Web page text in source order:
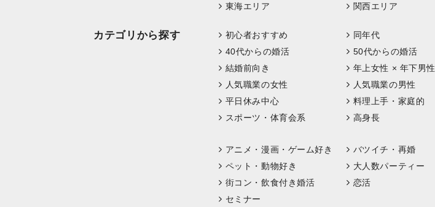
東海エリア
関西エリア
カテゴリから探す 初心者おすすめ 同年代
40代からの婚活
50代からの婚活
結婚前向き
年上女性 × 年下男性
人気職業の女性
人気職業の男性
平日休み中心
料理上手・家庭的
スポーツ・体育会系
高身長
アニメ・漫画・ゲーム好き
バツイチ・再婚
ペット・動物好き
大人数パーティー
街コン・飲食付き婚活
恋活
セミナー